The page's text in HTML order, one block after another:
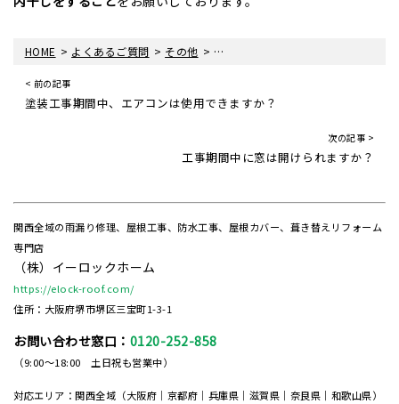
HOME > よくあるご質問 > その他 > 塗装工事期間中に洗濯物は干せます
< 前の記事
塗装工事期間中、エアコンは使用できますか？
次の記事 >
工事期間中に窓は開けられますか？
関西全域の雨漏り修理、屋根工事、防水工事、屋根カバー、葺き替えリフォーム
専門店
（株）イーロックホーム
https://elock-roof.com/
住所：大阪府堺市堺区三宝町1-3-1
お問い合わせ窓口： 0120-252-858
（9:00～18:00 土日祝も営業中）
対応エリア：関西全域（大阪府｜京都府｜兵庫県｜滋賀県｜奈良県｜和歌山県）